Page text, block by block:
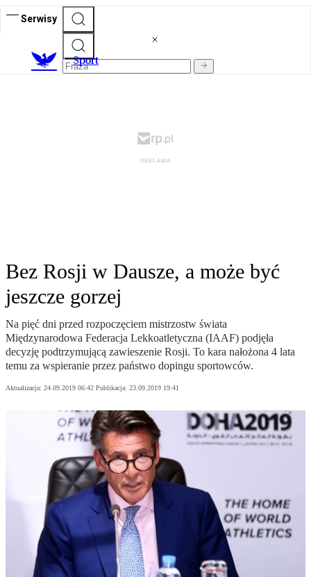
Serwisy
Sport
Bez Rosji w Dausze, a może być
jeszcze gorzej
Na pięć dni przed rozpoczęciem mistrzostw świata
Międzynarodowa Federacja Lekkoatletyczna (IAAF) podjęła
decyzję podtrzymującą zawieszenie Rosji. To kara nałożona 4 lata
temu za wspieranie przez państwo dopingu sportowców.
Aktualizacja: 24.09.2019 06:42 Publikacja: 23.09.2019 19:41